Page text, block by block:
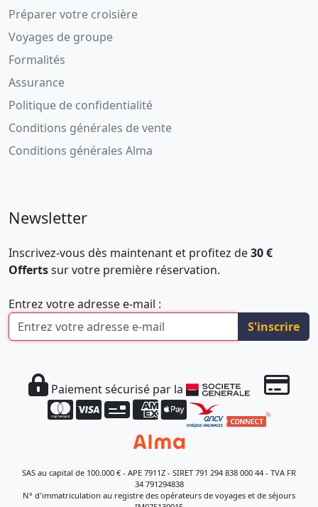
Préparer votre croisière
Voyages de groupe
Formalités
Assurance
Politique de confidentialité
Conditions générales de vente
Conditions générales Alma
Newsletter
Inscrivez-vous dès maintenant et profitez de30 €
Offertssur votre première réservation.
Entrez votre adresse e-mail :
S'inscrire
Paiement sécurisé par la
SAS au capital de 100.000 € - APE 7911Z - SIRET 791 294 838 000 44 - TVA FR
34 791294838
N° d'immatriculation au registre des opérateurs de voyages et de séjours